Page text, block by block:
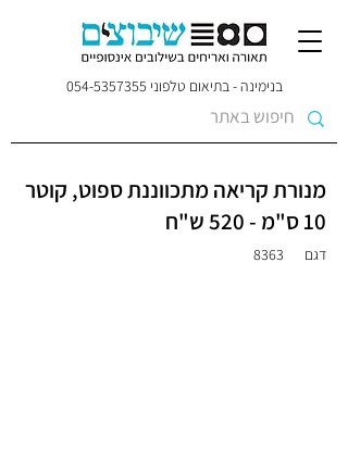
בנימינה - בתיאום טלפוני 054-5357355
מנורת קריאה מתכווננת ספוט, קוטר
10 ס"מ - 520 ש"ח
דגם 8363